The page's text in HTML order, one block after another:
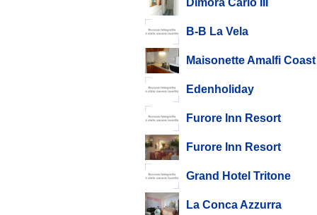
B-B La Vela
Maisonette Amalfi Coast
Edenholiday
Furore Inn Resort
Furore Inn Resort
Grand Hotel Tritone
La Conca Azzurra